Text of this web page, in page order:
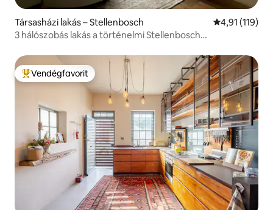
Társasházi lakás – Stellenbosch Átlagos
4,91 (119)
3 hálószobás lakás a történelmi Stellenbosch
Kiemelt vendégfavorit
Vendégfavorit